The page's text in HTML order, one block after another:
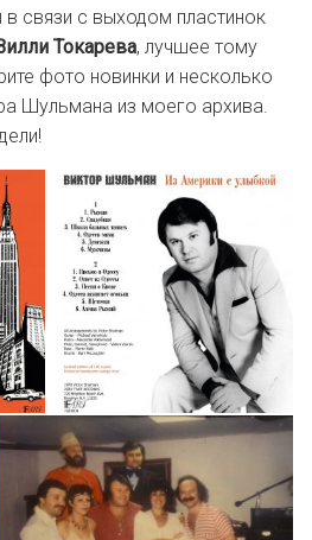
в связи с выходом пластинок
Токарева, лучшее тому
фото новинки и несколько
Шульмана из моего архива.